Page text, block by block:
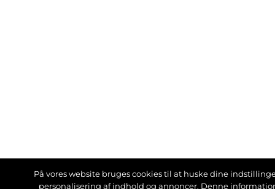
På vores website bruges cookies til at huske dine
personalisering af indhold og annoncer. Denne